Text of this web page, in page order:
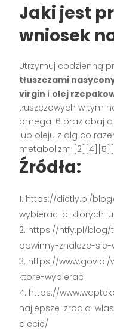
Jaki jest
wniosek
Utrzymuj codzienną
tłuszczami
virgin i olej
tłuszczowych w tym
omega-6 oraz dbaj o
lub oleju z alg co
metabolizm
Źródła:
https://dietly.pl/
wybierac-a-ktorych-
https://ntfy.pl/blog/
powinny-znalezc-
https://
ktore-wybierac
https://
najlepsze-zrodla-
diecie/